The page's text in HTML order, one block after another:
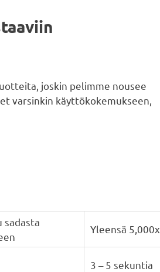
joskin pelimme nousee
varsinkin käyttökokemukseen,
sadasta
Yleensä 5,000x
3 – 5 sekuntia